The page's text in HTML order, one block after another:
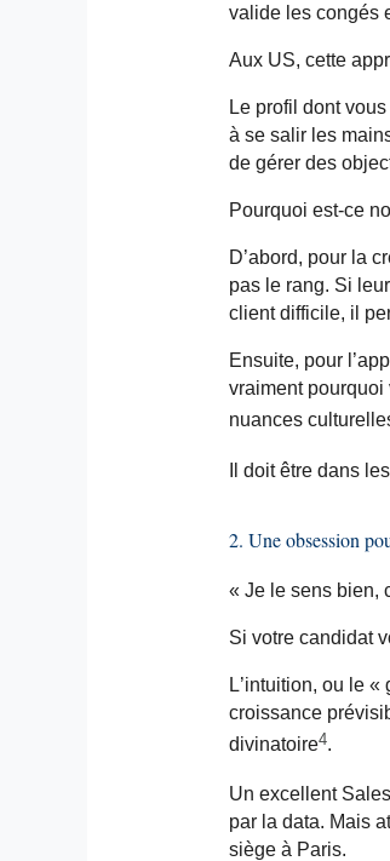
valide les congés
Aux US, cette
Le profil dont
à se salir les
de gérer des
Pourquoi est-ce
D’abord, pour la
pas le rang. Si
client difficile, il
Ensuite, pour
vraiment pourquoi
nuances
Il doit être dans
2. Une obsession
« Je le sens bien,
Si votre candidat
L’intuition, ou le «
croissance
divinatoire4.
Un excellent
par la data. Mais
siège à Paris.